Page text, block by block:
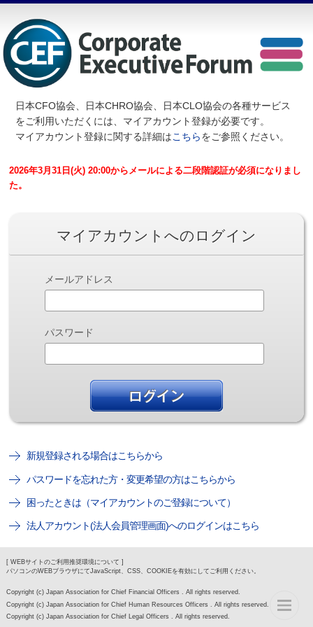
日本CFO協会、日本CHRO協会、日本CLO協会の各種サービス
をご利用いただくには、マイアカウント登録が必要です。
マイアカウント登録に関する詳細はこちらをご参照ください。
2026年3月31日(火) 20:00からメールによる二段階認証が必須になりまし
た。
マイアカウントへのログイン
メールアドレス
パスワード
新規登録される場合はこちらから
パスワードを忘れた方・変更希望の方はこちらから
困ったときは（マイアカウントのご登録について）
法人アカウント(法人会員管理画面)へのログインはこちら
[ WEBサイトのご利用推奨環境について ]
パソコンのWEBブラウザにてJavaScript、CSS、COOKIEを有効にしてご利用ください。
Copyright (c) Japan Association for Chief Financial Officers . All rights reserved.
Copyright (c) Japan Association for Chief Human Resources Officers . All rights reserved.
Copyright (c) Japan Association for Chief Legal Officers . All rights reserved.